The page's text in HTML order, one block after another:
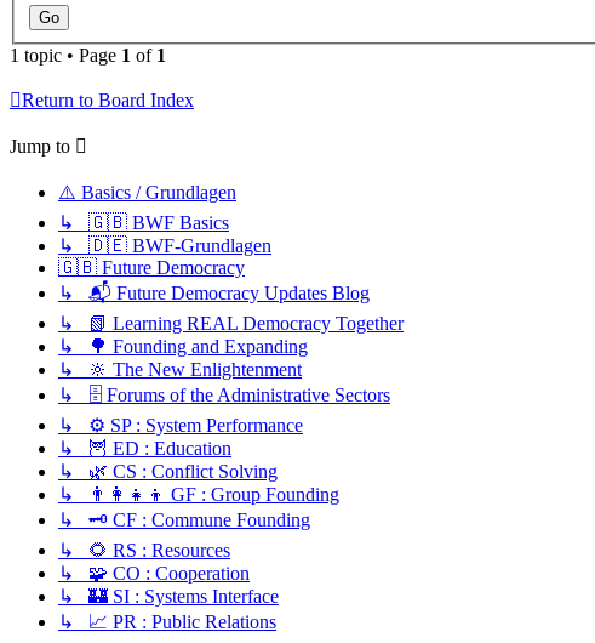
1 topic • Page 1 of 1
Return to Board Index
Jump to
⚠️ Basics / Grundlagen
↳ 🇬🇧 BWF Basics
↳ 🇩🇪 BWF-Grundlagen
🇬🇧 Future Democracy
↳ 📬 Future Democracy Updates Blog
↳ 📗 Learning REAL Democracy Together
↳ 🌳 Founding and Expanding
↳ 🔆 The New Enlightenment
↳ 🗄️ Forums of the Administrative Sectors
↳ ⚙️ SP : System Performance
↳ 🦉 ED : Education
↳ 🌿 CS : Conflict Solving
↳ 👨‍👩‍👧‍👦 GF : Group Founding
↳ 🗝️ CF : Commune Founding
↳ 🌻 RS : Resources
↳ 🧩 CO : Cooperation
↳ 🏰 SI : Systems Interface
↳ 📈 PR : Public Relations